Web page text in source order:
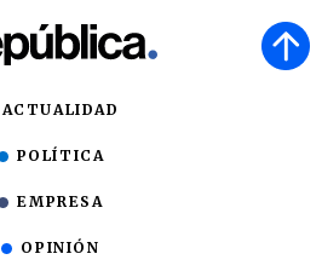
ACTUALIDAD
POLÍTICA
EMPRESA
OPINIÓN